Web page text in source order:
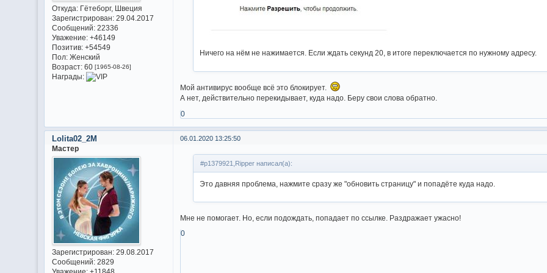
Откуда:Гётеборг, Швеция
Зарегистрирован: 29.04.2017
Сообщений:22336
Уважение: +46149
Позитив: +54549
Пол:Женский
Возраст:60 [1965-08-26]
Награды:
Ничего на нём не нажимается. Если ждать секунд 20, в итоге переключается по нужному адресу.
Мой антивирус вообще всё это блокирует.
А нет, действительно перекидывает, куда надо. Беру свои слова обратно.
0
06.01.2020 13:25:50
Lolita02_2M
Мастер
Зарегистрирован: 29.08.2017
Сообщений:2829
#p1379921,Ripper написал(а):
Это давняя проблема, нажмите сразу же "обновить страницу" и попадёте куда надо.
Мне не помогает. Но, если подождать, попадает по ссылке. Раздражает ужасно!
0